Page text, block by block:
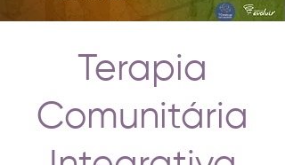
Terapia
Comunitária